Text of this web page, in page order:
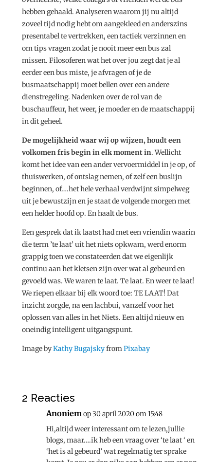
hebben gehaald. Analyseren waarom jij nu altijd
zoveel tijd nodig hebt om aangekleed en anderszins
presentabel te vertrekken, een tactiek verzinnen en
om tips vragen zodat je nooit meer een bus zal
missen. Filosoferen wat het over jou zegt dat je al
eerder een bus miste, je afvragen of je de
busmaatschappij moet bellen over een andere
dienstregeling. Nadenken over de rol van de
buschauffeur, het weer, je moeder en de maatschappij
in dit geheel.
De mogelijkheid waar wij op wijzen, houdt een
volkomen fris begin in elk moment in. Wellicht
komt het idee van een ander vervoermiddel in je op, of
thuiswerken, of ontslag nemen, of zelf een buslijn
beginnen, of….het hele verhaal verdwijnt simpelweg
uit je bewustzijn en je staat de volgende morgen met
een helder hoofd op. En haalt de bus.
Een gesprek dat ik laatst had met een vriendin waarin
die term ’te laat’ uit het niets opkwam, werd enorm
grappig toen we constateerden dat we eigenlijk
continu aan het kletsen zijn over wat al gebeurd en
gevoeld was. We waren te laat. Te laat. En weer te laat!
We riepen elkaar bij elk woord toe: TE LAAT! Dat
inzicht zorgde, na een lachbui, vanzelf voor het
oplossen van alles in het Niets. Een altijd nieuw en
oneindig intelligent uitgangspunt.
Image byKathy BugajskyfromPixabay
2 Reacties
Anoniem op 30 april 2020 om 15:48
Hi,altijd weer interessant om te lezen,jullie
blogs, maar….ik heb een vraag over ‘te laat ‘ en
‘het is al gebeurd’ wat regelmatig ter sprake